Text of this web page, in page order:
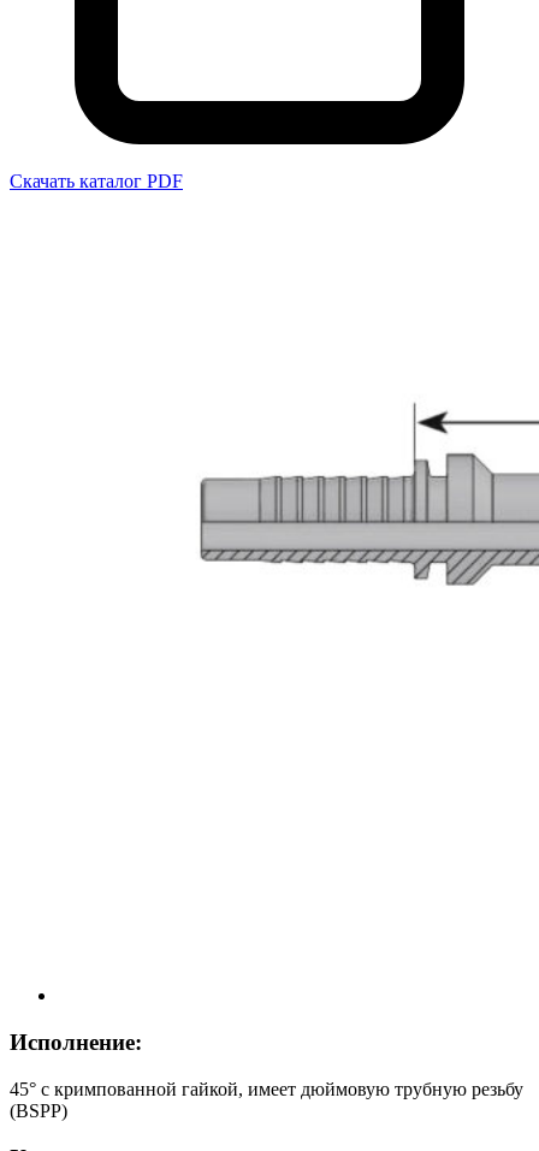
Скачать каталог PDF
Исполнение:
45° с кримпованной гайкой, имеет дюймовую трубную резьбу
(BSPP)